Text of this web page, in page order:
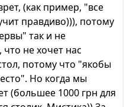
(как пример, "все
правдиво))), потому
так и не
не хочет нас
потому что "якобы
Но когда мы
(большее 1000 грн для